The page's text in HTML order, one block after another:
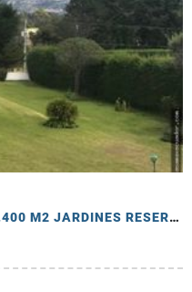
QUINTA EN VENTA PUEMBO 10.400 M2 JARDINES RESERVORIO EXCELENTE SECTOR